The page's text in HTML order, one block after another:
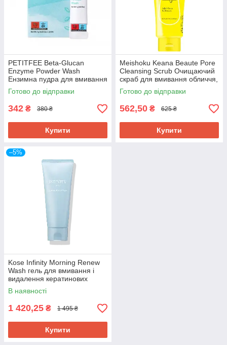
PETITFEE Beta-Glucan
Enzyme Powder Wash
Ензимна пудра для вмивання
з бета-глюканом, 1г х 20 шт.
До 10/2027
Готово до відправки
342 ₴ 380 ₴
Купити
Meishoku Keana Beaute Pore
Cleansing Scrub Очищаючий
скраб для вмивання обличчя,
формула веган, 120 мл
Готово до відправки
562,50 ₴ 625 ₴
Купити
–5%
Kose Infinity Morning Renew
Wash гель для вмивання і
видалення кератинових
пробок у порах, 100 г
В наявності
1 420,25 ₴ 1 495 ₴
Купити